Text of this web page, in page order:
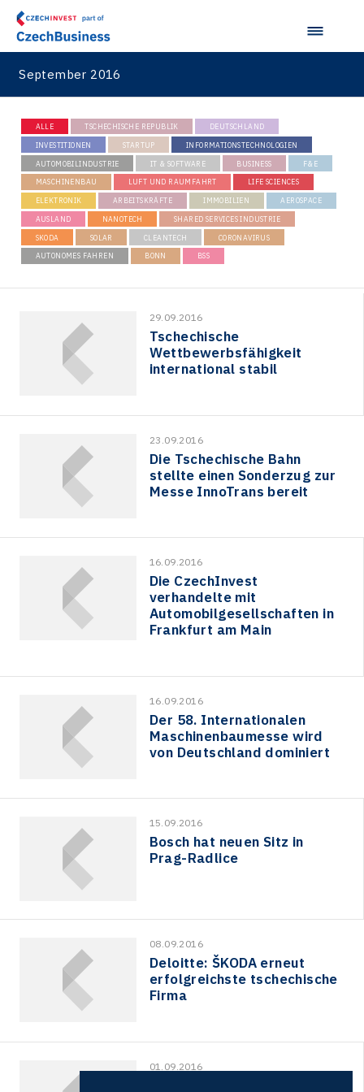
September 2016
ALLE TSCHECHISCHE REPUBLIK DEUTSCHLAND
INVESTITIONEN STARTUP INFORMATIONSTECHNOLOGIEN
AUTOMOBILINDUSTRIE IT & SOFTWARE BUSINESS F&E
MASCHINENBAU LUFT UND RAUMFAHRT LIFE SCIENCES
ELEKTRONIK ARBEITSKRÄFTE IMMOBILIEN AEROSPACE
AUSLAND NANOTECH SHARED SERVICES INDUSTRIE
SKODA SOLAR CLEANTECH CORONAVIRUS
AUTONOMES FAHREN BONN BSS
29.09.2016
Tschechische
Wettbewerbsfähigkeit
international stabil
23.09.2016
Die Tschechische Bahn
stellte einen Sonderzug zur
Messe InnoTrans bereit
16.09.2016
Die CzechInvest
verhandelte mit
Automobilgesellschaften in
Frankfurt am Main
16.09.2016
Der 58. Internationalen
Maschinenbaumesse wird
von Deutschland dominiert
15.09.2016
Bosch hat neuen Sitz in
Prag-Radlice
08.09.2016
Deloitte: ŠKODA erneut
erfolgreichste tschechische
Firma
01.09.2016